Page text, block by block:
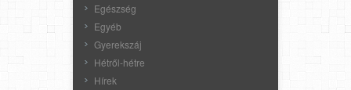
Egészség
Egyéb
Gyerekszáj
Hétről-hétre
Hírek